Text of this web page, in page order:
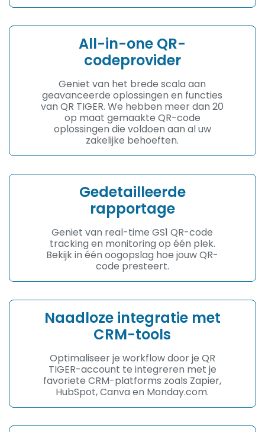
All-in-one QR-
codeprovider
Geniet van het brede scala aan
geavanceerde oplossingen en functies
van QR TIGER. We hebben meer dan 20
op maat gemaakte QR-code
oplossingen die voldoen aan al uw
zakelijke behoeften.
Gedetailleerde
rapportage
Geniet van real-time GS1 QR-code
tracking en monitoring op één plek.
Bekijk in één oogopslag hoe jouw QR-
code presteert.
Naadloze integratie met
CRM-tools
Optimaliseer je workflow door je QR
TIGER-account te integreren met je
favoriete CRM-platforms zoals Zapier,
HubSpot, Canva en Monday.com.